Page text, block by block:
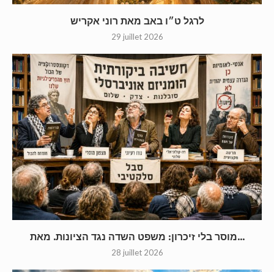
לרגל ט״ו באב מאת רוני אקריש
29 juillet 2026
מוסר בלי זיכרון: משפט השדה נגד הציונות. מאת...
28 juillet 2026